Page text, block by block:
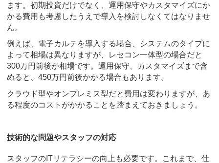
ます。初期投資だけでなく、運用保守やカスタマイズにか
かる費用も考慮したうえで導入を検討しなくてはなりませ
ん。
例えば、電子カルテを導入する場合、システムのタイプに
よって相場は異なりますが、レセコン一体型の場合だと
300万円前後が相場です。運用保守、カスタマイズまで含
めると、450万円前後かかる場合もあります。
クラウド型やオンプレミス型だと費用は変わりますが、あ
る程度のコストがかかることを踏まえておきましょう。
技術的な問題やスタッフの対応
スタッフのITリテラシーの向上も必要です。これまで、仕